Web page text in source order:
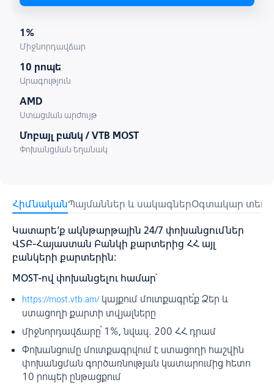
1%
Միջնորդավճար
10 րոպե
Արագություն
AMD
Ստացման արժույթ
Մոբայլ բանկ / VTB MOST
Փոխանցման եղանակ
ՀիմնականՊայմաններ և սակագներՕգտակար
Կատարե՚ք ակնթարթային 24/7 փոխանցումներ
ՎՏԲ-Հայաստան Բանկի քարտերից ՀՀ այլ
բանկերի քարտերին:
MOST-ով փոխանցելու համար՝
https://most.vtb.am/կայքում մուտքագրե՛ք Ձեր և
ստացողի քարտի տվյալները
միջնորդավճարը՝ 1%, նվազ. 200 ՀՀ դրամ
Փոխանցումը մուտքագրվում է ստացողի հաշվին
փոխանցման գործառնության կատարումից հետո
10 րոպեի ընթացքում